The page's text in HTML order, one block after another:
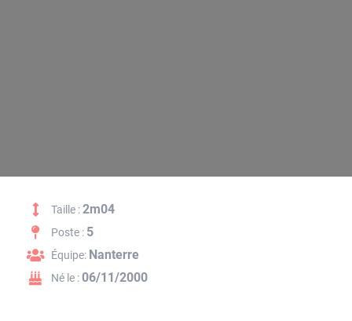
Taille :2m04
Poste : 5
Équipe: Nanterre
Né le :06/11/2000